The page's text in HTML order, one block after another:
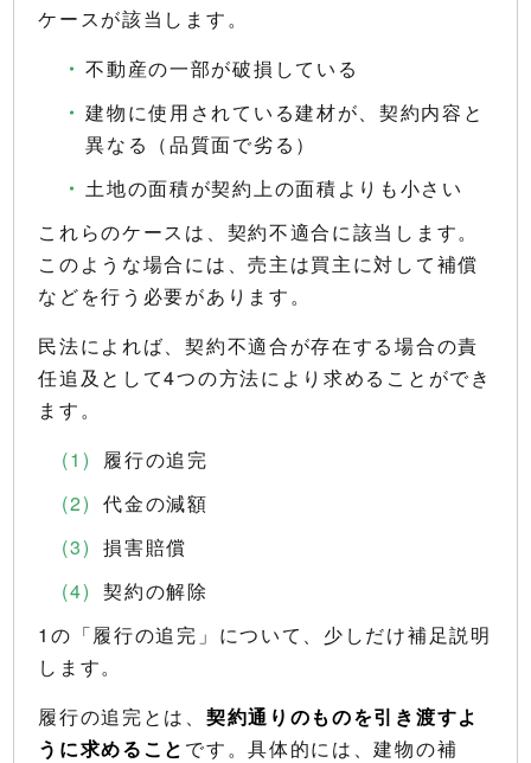
ケースが該当します。
不動産の一部が破損している
建物に使用されている建材が、契約内容と
異なる（品質面で劣る）
土地の面積が契約上の面積よりも小さい
これらのケースは、契約不適合に該当します。
このような場合には、売主は買主に対して補償
などを行う必要があります。
民法によれば、契約不適合が存在する場合の責
任追及として4つの方法により求めることができ
ます。
履行の追完
代金の減額
損害賠償
契約の解除
1の「履行の追完」について、少しだけ補足説明
します。
履行の追完とは、 契約通りのものを引き渡すよ
うに求めること です。具体的には、建物の補